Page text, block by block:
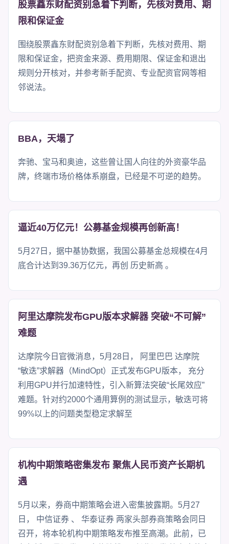
股票鑫东财配资别急着下判断，先核对费用、期
限和保证金
围绕股票鑫东财配资别急着下判断，先核对费用、期
限和保证金，把资金来源、费用期限、保证金和退出
规则分开核对，并参考新手配资、专业配资官网等相
邻说法。
BBA，天塌了
奔驰、宝马和奥迪，这些曾让国人向往的外资豪华品
牌，终端市场价格体系崩盘，已经是不可逆的趋势。
逼近40万亿元！公募基金规模再创新高！
5月27日，据中基协数据，我国公募基金总规模在4月
底合计达到39.36万亿元，再创 历史新高 。
阿里达摩院发布GPU版本求解器 突破“不可解”
难题
达摩院今日官微消息，5月28日， 阿里巴巴 达摩院
“敏迭”求解器（MindOpt）正式发布GPU版本， 充分
利用GPU并行加速特性，引入新算法突破“长尾效应”
难题。针对约2000个通用算例的测试显示，敏迭可将
99%以上的问题类型稳定求解至
机构中期策略密集发布 聚焦人民币资产长期机
遇
5月以来，券商中期策略会进入密集披露期。5月27
日， 中信证券 、 华泰证券 两家头部券商策略会同日
召开，将本轮机构中期策略发布推至高潮。此前，已